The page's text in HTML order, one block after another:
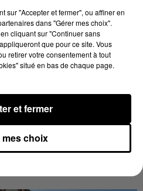
de gagner avec
sur "Accepter et fermer", ou affiner en
dans "Gérer mes choix".
cliquant sur "Continuer sans
que pour ce site. Vous
retirer votre consentement à tout
situé en bas de chaque page.
mes choix
et fermer